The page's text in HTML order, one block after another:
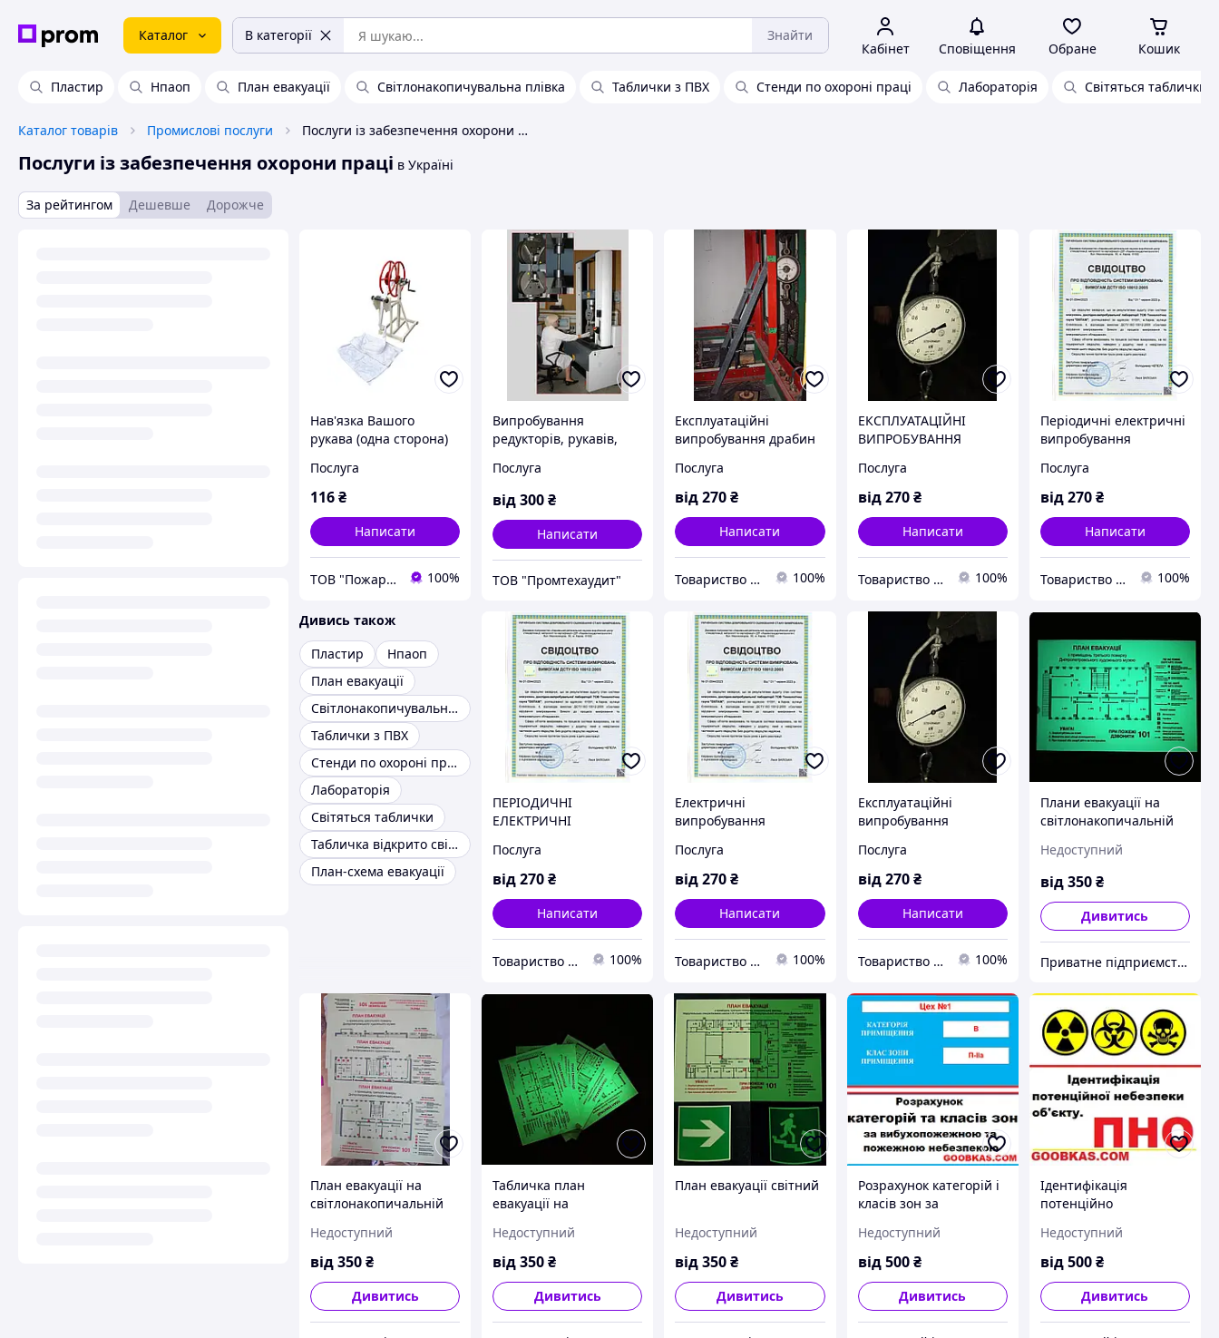
Каталог В категорії Знайти
Кабінет Сповіщення Обране Кошик
Пластир Нпаоп План евакуації Світлонакопичувальна плівка Таблички з ПВХ Стенди по охороні праці Лабораторія Світяться таблички
Каталог товарів Промислові послуги Послуги із забезпечення охорони праці
Послуги із забезпечення охорони праці в Україні
За рейтингом Дешевше Дорожче
Нав'язка Вашого
рукава (одна сторона)
Послуга
116₴
Написати
ТОВ "Пожарка 100%
Випробування
редукторів, рукавів,
клапанів, стелажів,
сходів
Послуга
від300₴
Написати
ТОВ "Промтехаудит"
Експлуатаційні
випробування драбин
(стрем'янок)
Послуга
від270₴
Написати
Товариство з обмеженою відповідальністю технологічна група «ЕКІПАЖ» 100%
ЕКСПЛУАТАЦІЙНІ
ВИПРОБУВАННЯ
ЗАПОБІЖНИХ ПОЯСІВ
Послуга
від 270 ₴
Написати
Товариство з обмеженою відповідальністю технологічна група «ЕКІПАЖ» 100%
Періодичні електричні
випробування
(ПЕРЕВІРКА)
Послуга
від270₴
Написати
Товариство з обмеженою відповідальністю технологічна група «ЕКІПАЖ» 100%
Дивись також
Пластир
Нпаоп
План евакуації
Світлонакопичувальна плівка
Таблички з ПВХ
Стенди по охороні праці
Лабораторія
Світяться таблички
Табличка відкрито світиться
План-схема евакуації
ПЕРІОДИЧНІ
ЕЛЕКТРИЧНІ
ШТАНГ ІЗОЛЮЮЧИХ
(ПЕРЕВІРКА)
Послуга
від270₴
Написати
Товариство з обмеженою відповідальністю технологічна група «ЕКІПАЖ» 100%
Електричні
випробування
інструменту
(ПЕРЕВІРКА)
Послуга
від270₴
Написати
Товариство з обмеженою відповідальністю технологічна група «ЕКІПАЖ» 100%
Експлуатаційні
випробування
запобіжних фалів і
канатів
Послуга
від 270 ₴
Написати
Товариство з обмеженою відповідальністю технологічна група «ЕКІПАЖ» 100%
Плани евакуації на
світлонакопичальній
Недоступний
від350₴
Дивитись
Приватне підприємство "Антал"
План евакуації на
світлонакопичальній
Недоступний
від350₴
Дивитись
Табличка план
евакуації на
плівці
Недоступний
від350₴
Дивитись
План евакуації світний
Недоступний
від350₴
Дивитись
Розрахунок категорій і
класів зон за
пожежною небезпекою
Україна
Недоступний
від 500 ₴
Дивитись
Ідентифікація
потенційно
ПНО
Недоступний
від500₴
Дивитись